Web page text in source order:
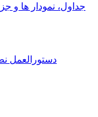
جداول، نمودار ها و
دستورالعمل